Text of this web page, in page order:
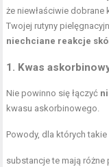
że niewłaściwie
Twojej rutyny
niechciane reakcje
1. Kwas
Nie powinno się łączyć
kwasu askorbinowego.
Powody, dla których
substancje te mają różne